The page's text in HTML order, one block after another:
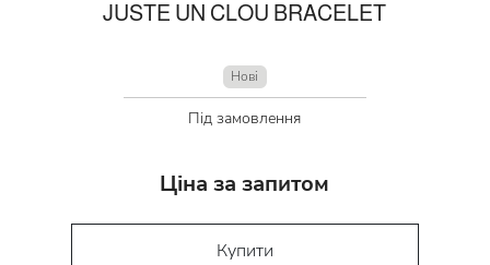
JUSTE UN CLOU BRACELET
Нові
Під замовлення
Ціна за запитом
Купити